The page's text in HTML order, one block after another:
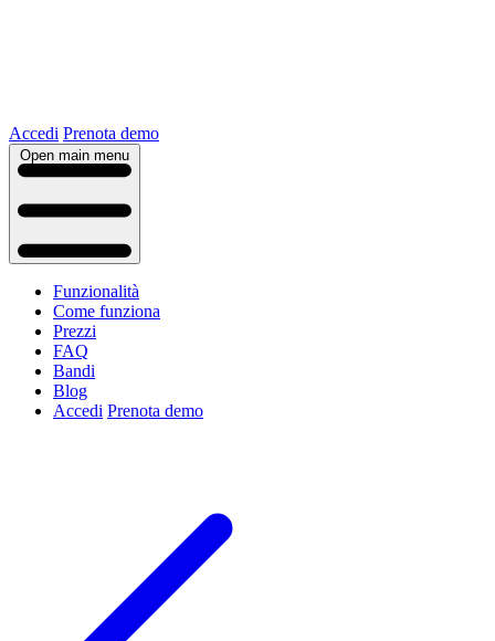
Accedi Prenota demo
Open main menu
Funzionalità
Come funziona
Prezzi
FAQ
Bandi
Blog
Accedi Prenota demo